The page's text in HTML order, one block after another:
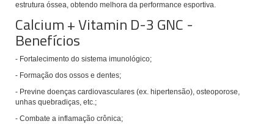
estrutura óssea, obtendo melhora da performance esportiva.
Calcium + Vitamin D-3 GNC -
Benefícios
- Fortalecimento do sistema imunológico;
- Formação dos ossos e dentes;
- Previne doenças cardiovasculares (ex. hipertensão), osteoporose,
unhas quebradiças, etc.;
- Combate a inflamação crônica;